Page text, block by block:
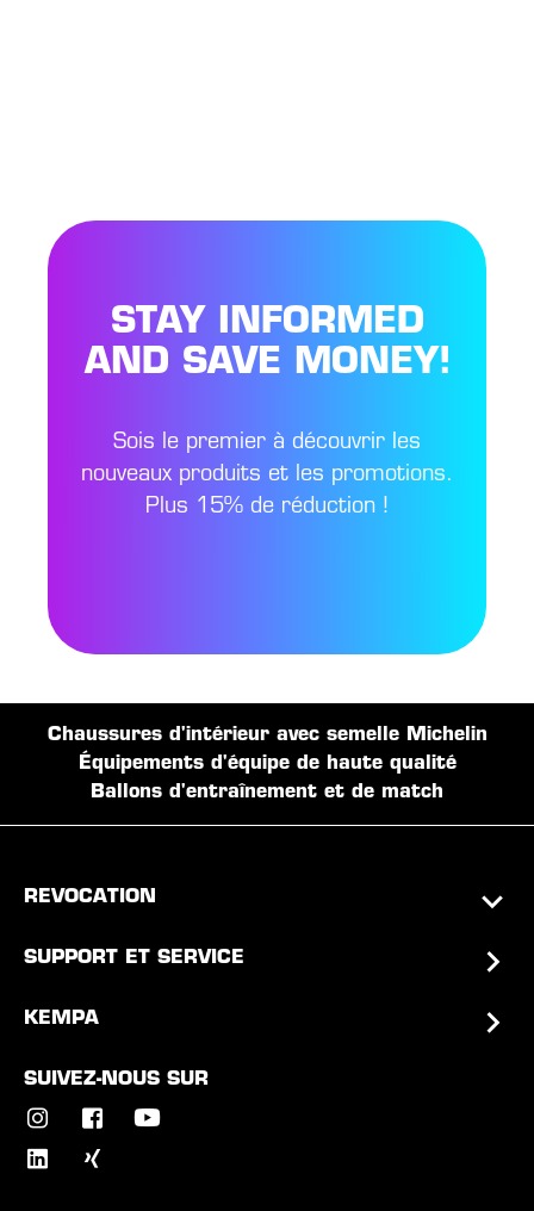
STAY INFORMED
AND SAVE MONEY!
Sois le premier à découvrir les
nouveaux produits et les promotions.
Plus 15% de réduction !
Chaussures d'intérieur avec semelle Michelin
Équipements d'équipe de haute qualité
Ballons d'entraînement et de match
REVOCATION
SUPPORT ET SERVICE
KEMPA
SUIVEZ-NOUS SUR